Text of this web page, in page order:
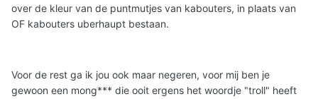
over de kleur van de puntmutjes van kabouters, in plaats van
OF kabouters uberhaupt bestaan.
Voor de rest ga ik jou ook maar negeren, voor mij ben je
gewoon een mong*** die ooit ergens het woordje "troll" heeft